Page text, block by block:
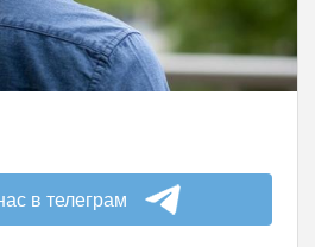
в телеграм